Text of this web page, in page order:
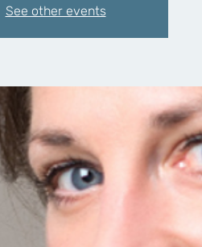
See other events